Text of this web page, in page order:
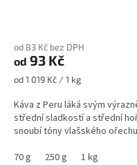
produktu
je
5,0
z
5
hvězdiček.
od 83 Kč bez DPH
od 93 Kč
Měrná
od 1 019 Kč / 1 kg
Káva z Peru láká svým
střední sladkostí a střední
snoubí tóny vlašského
70 g
250 g 1 kg